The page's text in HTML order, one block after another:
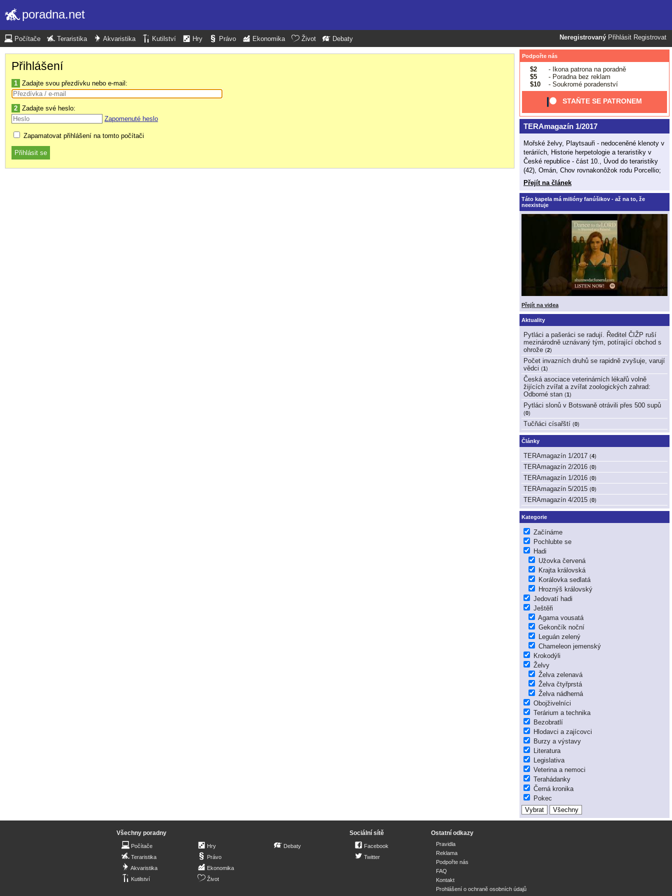
poradna.net
Neregistrovaný Přihlásit Registrovat
Počítače Teraristika Akvaristika Kutilství Hry Právo Ekonomika Život Debaty
Přihlášení
1 Zadajte svou přezdívku nebo e-mail:
2 Zadajte své heslo:
Zapomenuté heslo
Zapamatovat přihlášení na tomto počítači
Podpořte nás
$2
- Ikona patrona na poradně
$5
- Poradna bez reklam
$10
- Soukromé poradenství
STAŇTE SE PATRONEM
TERAmagazín 1/2017
Mořské želvy, Playtsauři - nedoceněné klenoty v
teráriích, Historie herpetologie a teraristiky v
České republice - část 10., Úvod do teraristiky
(42), Omán, Chov rovnakonôžok rodu Porcellio;
Přejít na článek
Táto kapela má milióny fanúšikov - až na to, že
neexistuje
Přejít na videa
Aktuality
Pytláci a pašeráci se radují. Ředitel ČIŽP ruší
mezinárodně uznávaný tým, potírající obchod s
ohrože (2)
Počet invazních druhů se rapidně zvyšuje, varují
vědci (1)
Česká asociace veterinárních lékařů volně
žijících zvířat a zvířat zoologických zahrad:
Odborné stan (1)
Pytláci slonů v Botswaně otrávili přes 500 supů
(0)
Tučňáci císařští (0)
Články
TERAmagazín 1/2017 (4)
TERAmagazín 2/2016 (0)
TERAmagazín 1/2016 (0)
TERAmagazín 5/2015 (0)
TERAmagazín 4/2015 (0)
Kategorie
Začínáme
Pochlubte se
Hadi
Užovka červená
Krajta královská
Korálovka sedlatá
Hroznýš královský
Jedovatí hadi
Ještěři
Agama vousatá
Gekončík noční
Leguán zelený
Chameleon jemenský
Krokodýli
Želvy
Želva zelenavá
Želva čtyřprstá
Želva nádherná
Obojživelníci
Terárium a technika
Bezobratlí
Hlodavci a zajícovci
Burzy a výstavy
Literatura
Legislativa
Veterina a nemoci
Terahádanky
Černá kronika
Pokec
Všechny poradny
Počítače
Teraristika
Akvaristika
Kutilství
Hry
Právo
Ekonomika
Život
Debaty
Sociální sítě
Facebook
Twitter
Ostatní odkazy
Pravidla
Reklama
Podpořte nás
FAQ
Kontakt
Prohlášení o ochraně osobních údajů